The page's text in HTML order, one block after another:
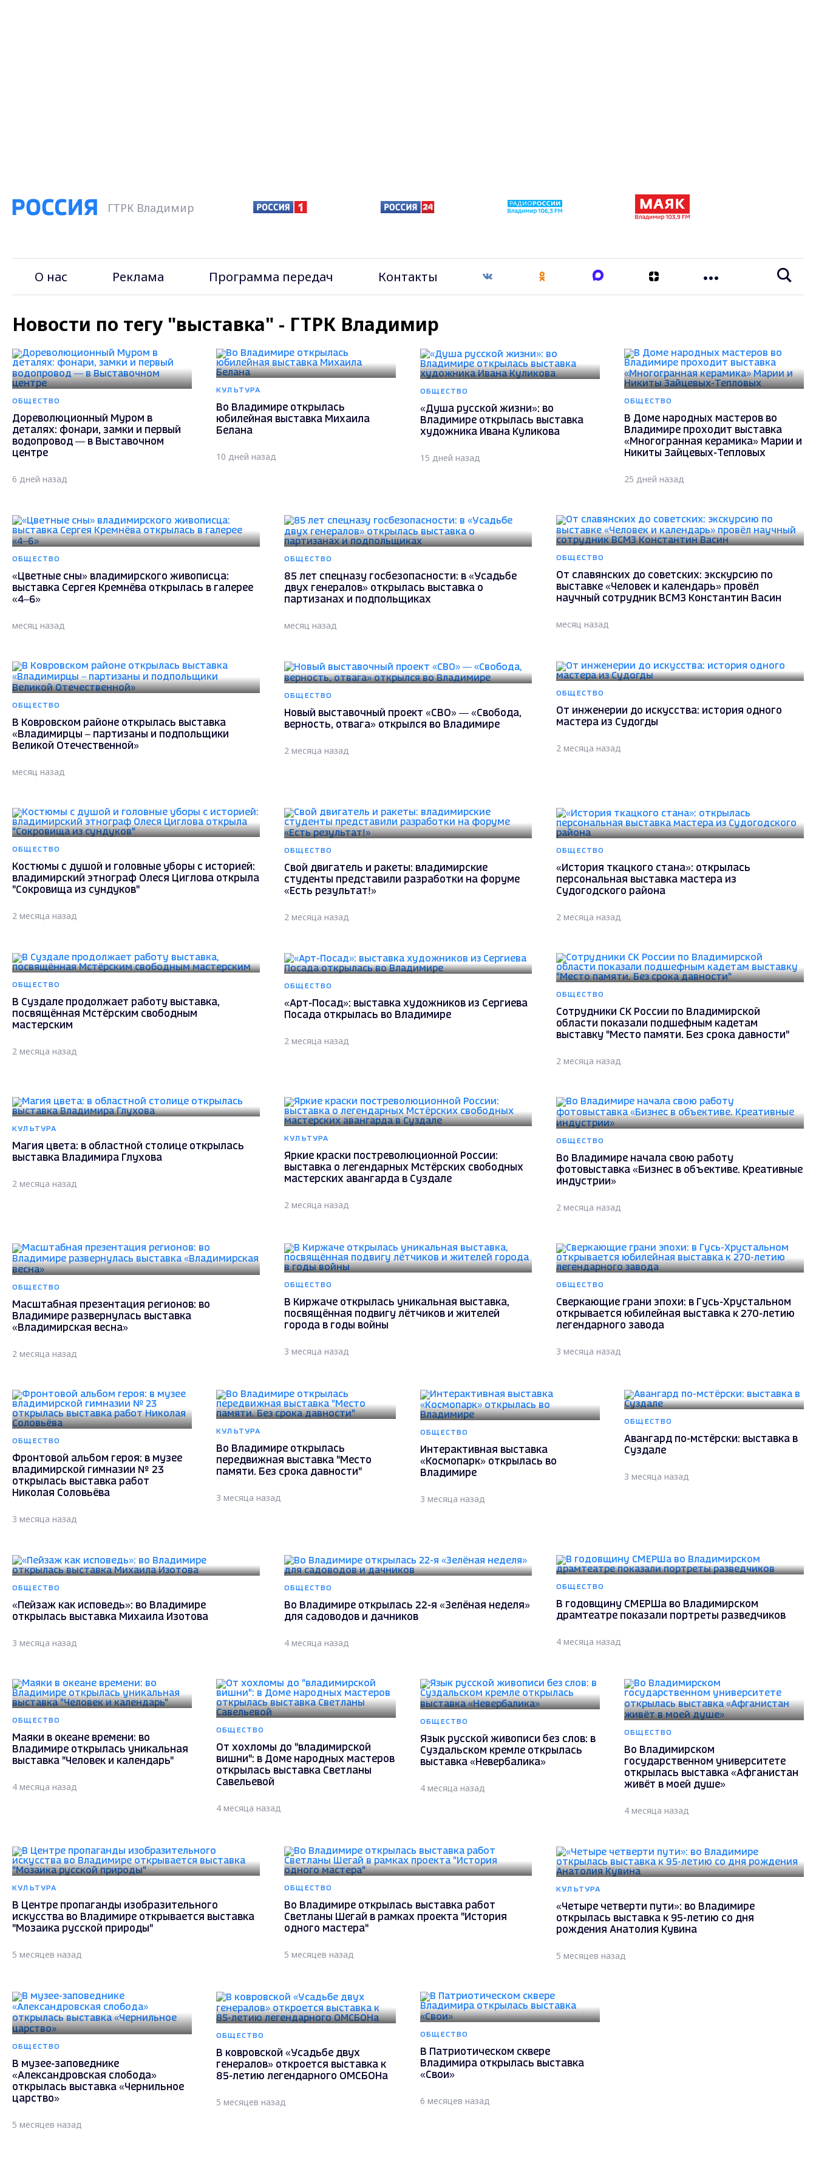
ГТРК Владимир
О нас Реклама Программа передач Контакты
Новости по тегу "выставка" - ГТРК Владимир
ОБЩЕСТВО
Дореволюционный Муром в
деталях: фонари, замки и первый
водопровод — в Выставочном
центре
6 дней назад
КУЛЬТУРА
Во Владимире открылась
юбилейная выставка Михаила
Белана
10 дней назад
ОБЩЕСТВО
«Душа русской жизни»: во
Владимире открылась выставка
художника Ивана Куликова
15 дней назад
ОБЩЕСТВО
В Доме народных мастеров во
Владимире проходит выставка
«Многогранная керамика» Марии и
Никиты Зайцевых-Тепловых
25 дней назад
ОБЩЕСТВО
«Цветные сны» владимирского живописца:
выставка Сергея Кремнёва открылась в галерее
«4–6»
месяц назад
ОБЩЕСТВО
85 лет спецназу госбезопасности: в «Усадьбе
двух генералов» открылась выставка о
партизанах и подпольщиках
месяц назад
ОБЩЕСТВО
От славянских до советских: экскурсию по
выставке «Человек и календарь» провёл
научный сотрудник ВСМЗ Константин Васин
месяц назад
ОБЩЕСТВО
В Ковровском районе открылась выставка
«Владимирцы – партизаны и подпольщики
Великой Отечественной»
месяц назад
ОБЩЕСТВО
Новый выставочный проект «СВО» — «Свобода,
верность, отвага» открылся во Владимире
2 месяца назад
ОБЩЕСТВО
От инженерии до искусства: история одного
мастера из Судогды
2 месяца назад
ОБЩЕСТВО
Костюмы с душой и головные уборы с историей:
владимирский этнограф Олеся Циглова открыла
"Сокровища из сундуков"
2 месяца назад
ОБЩЕСТВО
Свой двигатель и ракеты: владимирские
студенты представили разработки на форуме
«Есть результат!»
2 месяца назад
ОБЩЕСТВО
«История ткацкого стана»: открылась
персональная выставка мастера из
Судогодского района
2 месяца назад
ОБЩЕСТВО
В Суздале продолжает работу выставка,
посвящённая Мстёрским свободным
мастерским
2 месяца назад
ОБЩЕСТВО
«Арт-Посад»: выставка художников из Сергиева
Посада открылась во Владимире
2 месяца назад
ОБЩЕСТВО
Сотрудники СК России по Владимирской
области показали подшефным кадетам
выставку "Место памяти. Без срока давности"
2 месяца назад
КУЛЬТУРА
Магия цвета: в областной столице открылась
выставка Владимира Глухова
2 месяца назад
КУЛЬТУРА
Яркие краски постреволюционной России:
выставка о легендарных Мстёрских свободных
мастерских авангарда в Суздале
2 месяца назад
ОБЩЕСТВО
Во Владимире начала свою работу
фотовыставка «Бизнес в объективе. Креативные
индустрии»
2 месяца назад
ОБЩЕСТВО
Масштабная презентация регионов: во
Владимире развернулась выставка
«Владимирская весна»
2 месяца назад
ОБЩЕСТВО
В Киржаче открылась уникальная выставка,
посвящённая подвигу лётчиков и жителей
города в годы войны
3 месяца назад
ОБЩЕСТВО
Сверкающие грани эпохи: в Гусь-Хрустальном
открывается юбилейная выставка к 270-летию
легендарного завода
3 месяца назад
ОБЩЕСТВО
Фронтовой альбом героя: в музее
владимирской гимназии № 23
открылась выставка работ
Николая Соловьёва
3 месяца назад
КУЛЬТУРА
Во Владимире открылась
передвижная выставка "Место
памяти. Без срока давности"
3 месяца назад
ОБЩЕСТВО
Интерактивная выставка
«Космопарк» открылась во
Владимире
3 месяца назад
ОБЩЕСТВО
Авангард по-мстёрски: выставка в
Суздале
3 месяца назад
ОБЩЕСТВО
«Пейзаж как исповедь»: во Владимире
открылась выставка Михаила Изотова
3 месяца назад
ОБЩЕСТВО
Во Владимире открылась 22-я «Зелёная неделя»
для садоводов и дачников
4 месяца назад
ОБЩЕСТВО
В годовщину СМЕРШа во Владимирском
драмтеатре показали портреты разведчиков
4 месяца назад
ОБЩЕСТВО
Маяки в океане времени: во
Владимире открылась уникальная
выставка "Человек и календарь"
4 месяца назад
ОБЩЕСТВО
От хохломы до "владимирской
вишни": в Доме народных мастеров
открылась выставка Светланы
Савельевой
4 месяца назад
ОБЩЕСТВО
Язык русской живописи без слов: в
Суздальском кремле открылась
выставка «Невербалика»
4 месяца назад
ОБЩЕСТВО
Во Владимирском
государственном университете
открылась выставка «Афганистан
живёт в моей душе»
4 месяца назад
КУЛЬТУРА
В Центре пропаганды изобразительного
искусства во Владимире открывается выставка
"Мозаика русской природы"
5 месяцев назад
ОБЩЕСТВО
Во Владимире открылась выставка работ
Светланы Шегай в рамках проекта "История
одного мастера"
5 месяцев назад
КУЛЬТУРА
«Четыре четверти пути»: во Владимире
открылась выставка к 95-летию со дня
рождения Анатолия Кувина
5 месяцев назад
ОБЩЕСТВО
В музее-заповеднике
«Александровская слобода»
открылась выставка «Чернильное
царство»
5 месяцев назад
ОБЩЕСТВО
В ковровской «Усадьбе двух
генералов» откроется выставка к
85-летию легендарного ОМСБОНа
5 месяцев назад
ОБЩЕСТВО
В Патриотическом сквере
Владимира открылась выставка
«Свои»
6 месяцев назад